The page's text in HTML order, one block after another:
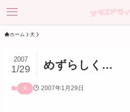
ホーム 犬
めずらしく…
2007
1/29
犬 2007年1月29日